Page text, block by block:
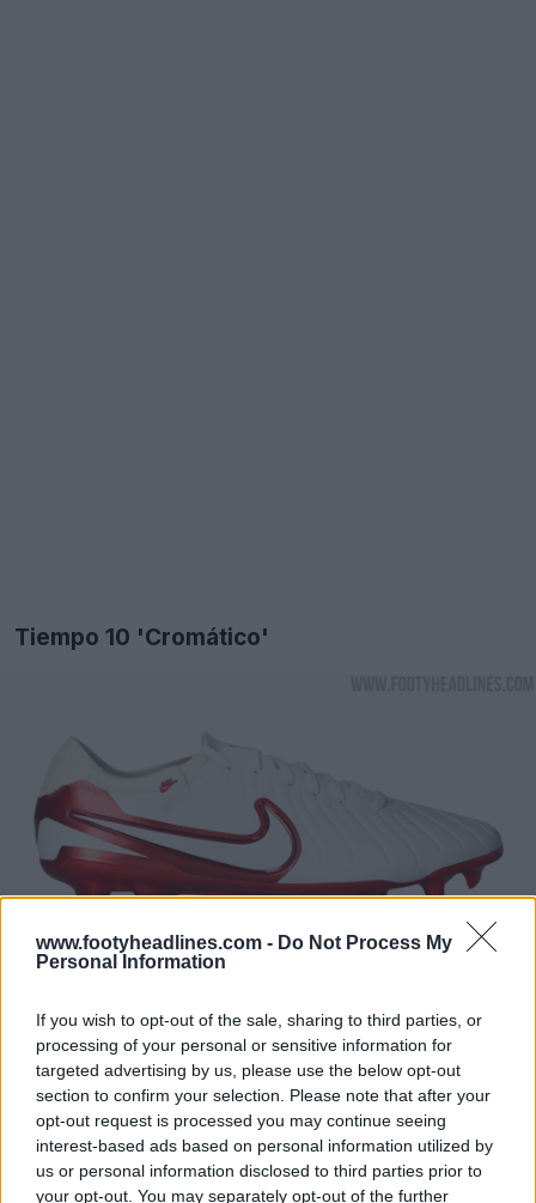
www.footyheadlines.com - Do Not Process My
Personal Information
If you wish to opt-out of the sale, sharing to third parties, or
processing of your personal or sensitive information for
targeted advertising by us, please use the below opt-out
section to confirm your selection. Please note that after your
opt-out request is processed you may continue seeing
interest-based ads based on personal information utilized by
us or personal information disclosed to third parties prior to
your opt-out. You may separately opt-out of the further
Tiempo 10 'Cromático'